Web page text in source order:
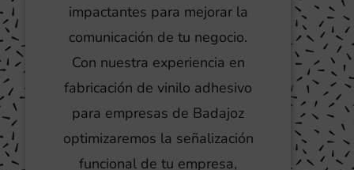
impactantes para mejorar la
comunicación de tu negocio.
Con nuestra experiencia en
fabricación de vinilo adhesivo
para empresas de Badajoz
optimizaremos la señalización
funcional de tu empresa,